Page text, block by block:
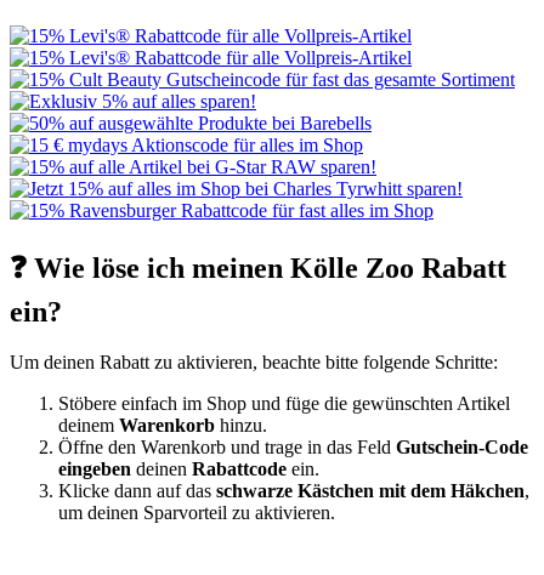
❓ Wie löse ich meinen Kölle Zoo Rabatt
ein?
Um deinen Rabatt zu aktivieren, beachte bitte folgende Schritte:
Stöbere einfach im Shop und füge die gewünschten Artikel
deinem Warenkorb hinzu.
Öffne den Warenkorb und trage in das Feld Gutschein-Code
eingeben deinen Rabattcode ein.
Klicke dann auf das schwarze Kästchen mit dem Häkchen,
um deinen Sparvorteil zu aktivieren.